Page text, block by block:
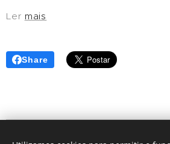
Ler mais
Share
© 2024 | Clic Recycle Todos os